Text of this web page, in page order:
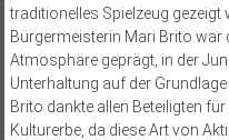
traditionelles Spielzeug gezeigt
Bürgermeisterin Mari Brito war
Atmosphäre geprägt, in der
Unterhaltung auf der
Brito dankte allen Beteiligten
Kulturerbe, da diese Art von